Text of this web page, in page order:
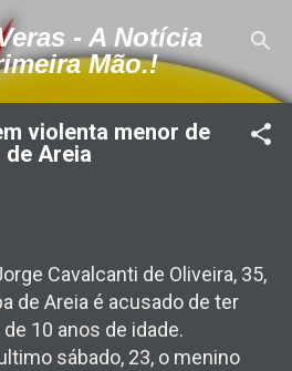
o conteúdo principal
- A Notícia
Mão.!
violenta menor de
de Areia
Cavalcanti de Oliveira, 35,
de Areia é acusado de ter
10 anos de idade.
sábado, 23, o menino